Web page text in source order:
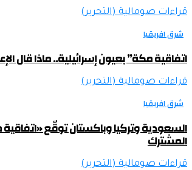
قراءات صومالية (التحرير)
شرق افريقيا
اتفاقية مكة” بعيون إسرائيلية.. ماذا قال
قراءات صومالية (التحرير)
شرق افريقيا
السعودية وتركيا وباكستان توقّع
المشترك
قراءات صومالية (التحرير)